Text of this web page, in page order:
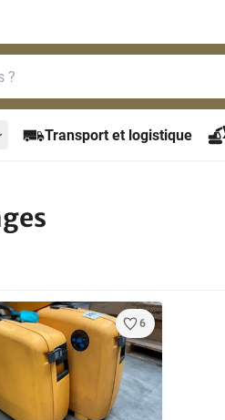
Transport et logistique
6